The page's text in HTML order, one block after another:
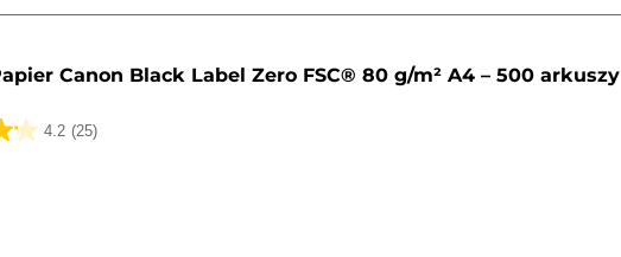
Canon Black Label Zero FSC® 80 g/m² A4 – 500 arkuszy
4.2 (25)